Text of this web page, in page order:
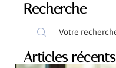
Recherche
Articles récents